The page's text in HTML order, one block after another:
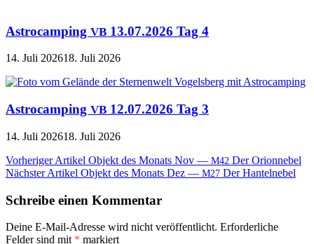
Astrocamping VB 13.07.2026 Tag 4
14. Juli 202618. Juli 2026
Astrocamping VB 12.07.2026 Tag 3
14. Juli 202618. Juli 2026
Beitragsnavigation
Vorheriger Artikel Objekt des Monats Nov — M42 Der Orionnebel
Nächster Artikel Objekt des Monats Dez — M27 Der Hantelnebel
Schreibe einen Kommentar
Deine E-Mail-Adresse wird nicht veröffentlicht. Erforderliche
Felder sind mit * markiert